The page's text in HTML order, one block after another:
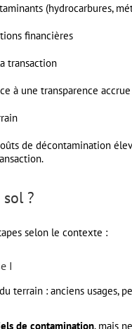
(hydrocarbures,
financières
transaction
à une transparence accrue
de décontamination
?
selon le contexte :
I
terrain : anciens usages,
de contamination, mais